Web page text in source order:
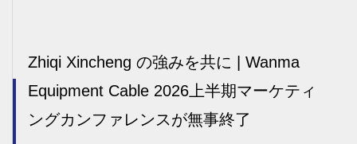
Zhiqi Xincheng の強みを共に | Wanma
Equipment Cable 2026上半期マーケティ
ングカンファレンスが無事終了